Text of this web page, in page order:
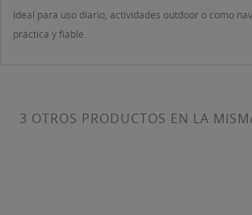
Ideal para uso diario, actividades outdoor o como
práctica y fiable.
3 OTROS PRODUCTOS EN LA